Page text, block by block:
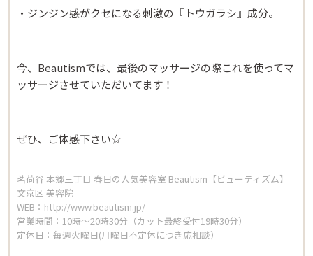
・ジンジン感がクセになる刺激の『トウガラシ』成分。
今、Beautismでは、最後のマッサージの際これを使ってマ
ッサージさせていただいてます！
ぜひ、ご体感下さい☆
--------------------------------------
茗荷谷 本郷三丁目 春日の人気美容室 Beautism【ビューティズム】
文京区 美容院
WEB： http://www.beautism.jp/
営業時間：10時～20時30分（カット最終受付19時30分）
定休日：毎週火曜日(月曜日不定休につき応相談）
--------------------------------------
茗荷谷店
Beautism
本郷三丁目店